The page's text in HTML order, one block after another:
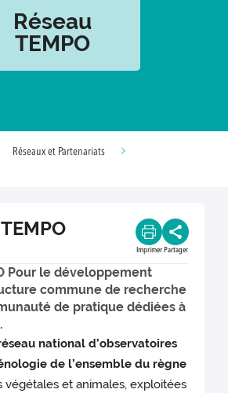
Réseau
TEMPO
Réseaux et Partenariats
Imprimer Partager
Pour le développement
commune de recherche
de pratique dédiées à
national d’observatoires
de l’ensemble du règne
végétales et animales, exploitées